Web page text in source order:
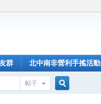
群 北中南非營利手搖活動
帖子